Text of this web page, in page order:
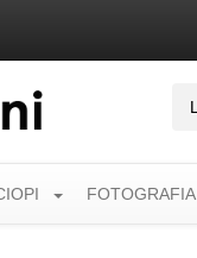
FOTOGRAFIA